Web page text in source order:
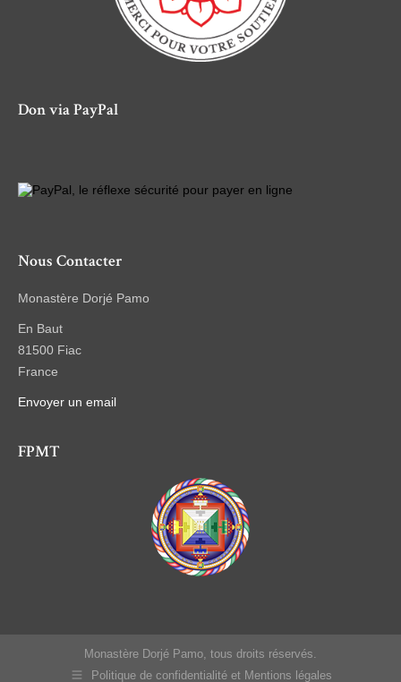
Don via PayPal
Nous Contacter
Monastère Dorjé Pamo
En Baut
81500 Fiac
France
Envoyer un email
FPMT
Monastère Dorjé Pamo, tous droits réservés.
Politique de confidentialité et Mentions légales